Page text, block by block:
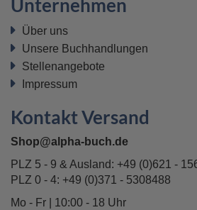
Unternehmen
Über uns
Unsere Buchhandlungen
Stellenangebote
Impressum
Kontakt Versand
Shop@alpha-buch.de
PLZ 5 - 9 & Ausland: +49 (0)621 -
PLZ 0 - 4: +49 (0)371 - 5308488
Mo - Fr | 10:00 - 18 Uhr